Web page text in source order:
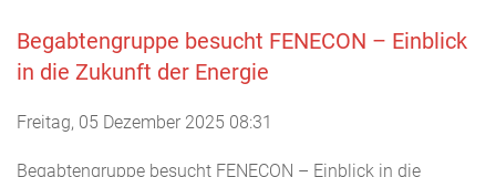
Begabtengruppe besucht FENECON – Einblick
in die Zukunft der Energie
Freitag, 05 Dezember 2025 08:31
Begabtengruppe besucht FENECON – Einblick in die